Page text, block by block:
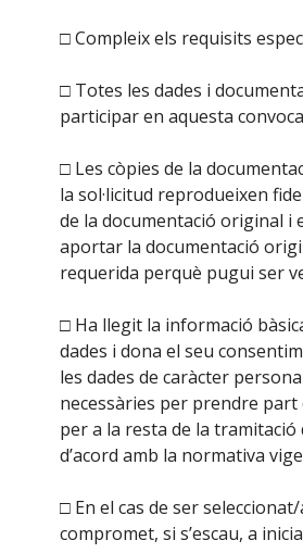
□ Compleix els requisits
□ Totes les dades i
participar en aquesta
□ Les còpies de la
la sol·licitud reprodueixen
de la documentació original i
aportar la documentació
requerida perquè pugui ser
□ Ha llegit la informació
dades i dona el seu
les dades de caràcter
necessàries per prendre part
per a la resta de la tramitació
d’acord amb la normativa
□ En el cas de ser
compromet, si s’escau, a